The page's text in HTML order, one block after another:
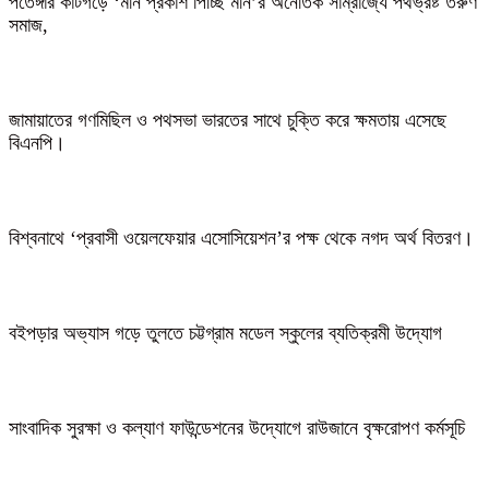
সমাজ,
জামায়াতের গণমিছিল ও পথসভা ভারতের সাথে চুক্তি করে ক্ষমতায় এসেছে
বিএনপি।
বিশ্বনাথে ‘প্রবাসী ওয়েলফেয়ার এসোসিয়েশন’র পক্ষ থেকে নগদ অর্থ বিতরণ।
বইপড়ার অভ্যাস গড়ে তুলতে চট্টগ্রাম মডেল স্কুলের ব্যতিক্রমী উদ্যোগ
সাংবাদিক সুরক্ষা ও কল্যাণ ফাউন্ডেশনের উদ্যোগে রাউজানে বৃক্ষরোপণ কর্মসূচি